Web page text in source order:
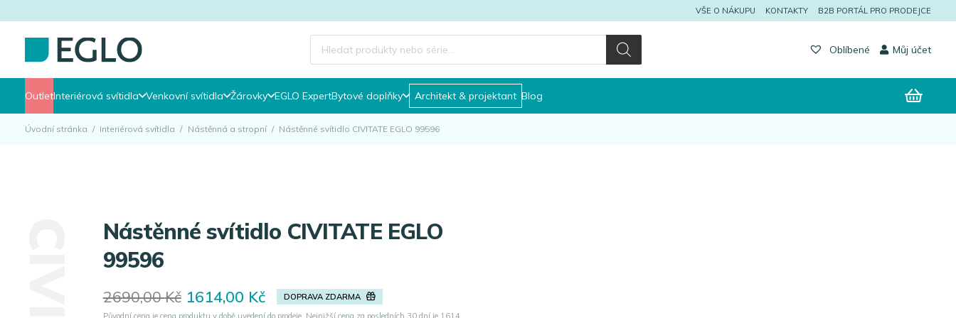
VŠE O NÁKUPU KONTAKTY B2B PORTÁL PRO PRODEJCE
Products
search
Oblíbené Můj účet
OutletInteriérová svítidla Venkovní svítidla Žárovky EGLO ExpertBytové doplňky Architekt & projektant Blog
Úvodní stránka / Interiérová svítidla / Nástěnná a stropní / Nástěnné svítidlo CIVITATE EGLO 99596
Nástěnné svítidlo CIVITATE EGLO
99596
2690,00Kč Original
price
1614,00 KčCurrent
price
DOPRAVA ZDARMA